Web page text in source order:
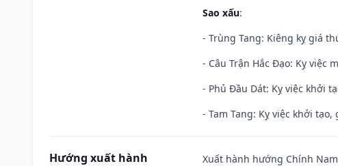
Sao xấu:
- Trùng Tang: Kiêng kỵ giá
- Câu Trận Hắc Đạo: Kỵ việc
- Phủ Đầu Dát: Kỵ việc khởi
- Tam Tang: Kỵ việc khởi
Hướng xuất hành
Xuất hành hướng Chính